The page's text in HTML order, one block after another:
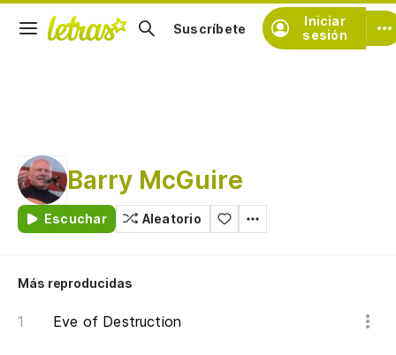
Iniciar
sesión
Suscríbete
Barry McGuire
Escuchar Aleatorio
Más reproducidas
Eve of Destruction